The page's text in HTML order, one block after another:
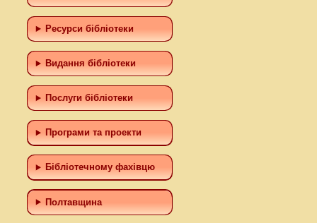
Ресурси бібліотеки
Видання бібліотеки
Послуги бібліотеки
Програми та проекти
Бiблiотечному фахiвцю
Полтавщина